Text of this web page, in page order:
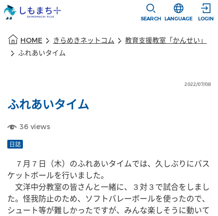
SEARCH
選択すると言
LANGUAGE LOGIN
HOME きらめきネットコム
教育支援教室「かんせい」
ふれあいタイム
2022/07/08
ふれあいタイム
36 views
日誌
７月７日（木）のふれあいタイムでは、久しぶりにバス
ケットボールを行いました。
文洋中分教室の皆さんと一緒に、３対３で試合をしまし
た。怪我防止のため、ソフトバレーボールを使ったので、
シュート等が難しかったですが、みんな楽しそうに動いて